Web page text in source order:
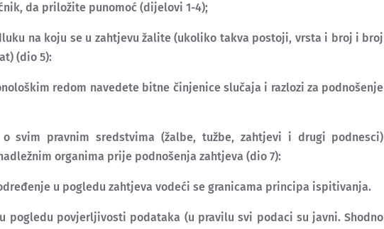
da priložite punomoć (dijelovi 1-4);
na koju se u zahtjevu žalite (ukoliko takva postoji, vrsta i broj i broj
(dio 5):
redom navedete bitne činjenice slučaja i razlozi za podnošenje
pravnim sredstvima (žalbe, tužbe, zahtjevi i drugi podnesci)
organima prije podnošenja zahtjeva (dio 7):
u pogledu zahtjeva vodeći se granicama principa ispitivanja.
povjerljivosti podataka (u pravilu svi podaci su javni. Shodno